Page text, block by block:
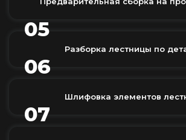
05
Разборка лестницы по
06
Шлифовка элементов
07